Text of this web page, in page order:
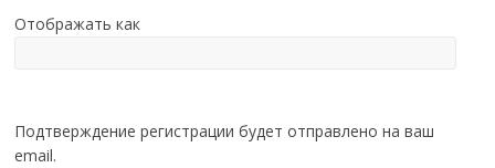
Отображать как
Подтверждение регистрации будет отправлено на ваш
email.